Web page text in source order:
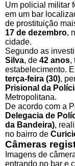
Um policial militar
em um bar
de prostituição
17 de dezembro,
cidade.
Segundo as
Silva, de 42 anos,
estabelecimento.
terça-feira (30),
Prisional da
Metropolitana.
De acordo com a
Delegacia de
da Bandeira),
no bairro de
Câmeras
Imagens de
entrando no bar e